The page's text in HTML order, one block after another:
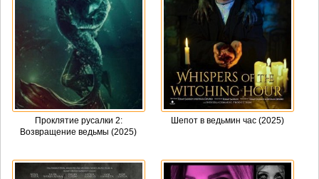
Проклятие русалки 2:
Возвращение ведьмы (2025)
Шепот в ведьмин час (2025)